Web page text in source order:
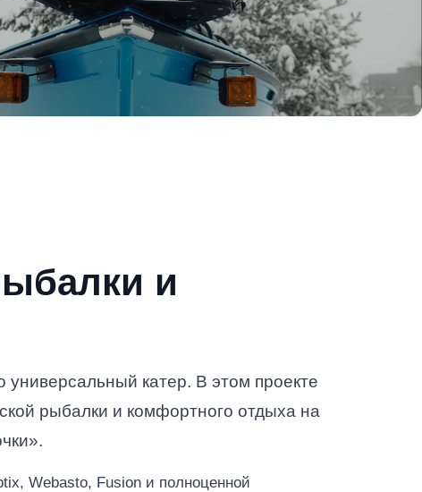
и
универсальный катер. В этом проекте
рыбалки и комфортного отдыха на
Webasto, Fusion и полноценной